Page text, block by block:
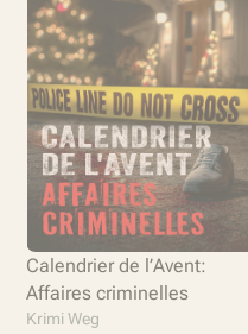
Calendrier de l’Avent:
Affaires criminelles
Krimi Weg